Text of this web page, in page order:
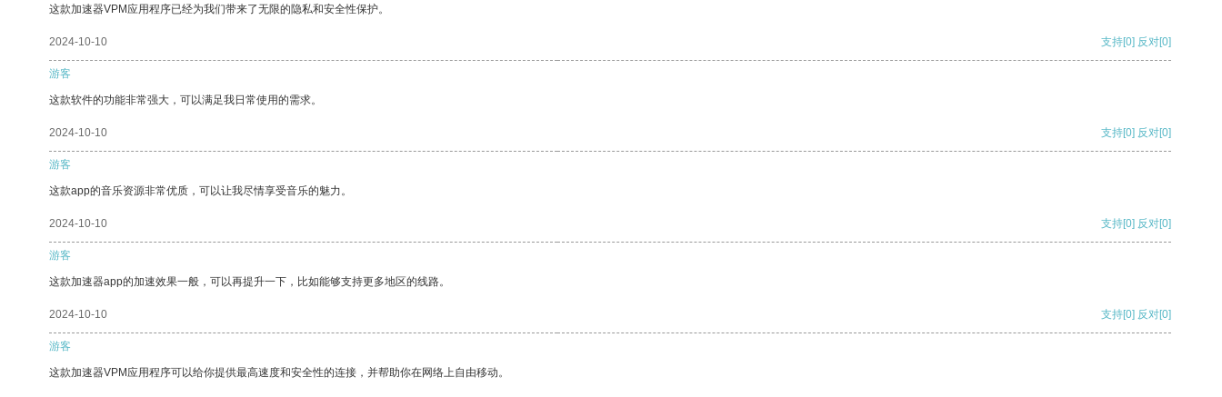
这款加速器VPM应用程序已经为我们带来了无限的隐私和安全性保护。
2024-10-10 支持[0] 反对[0]
游客
这款软件的功能非常强大，可以满足我日常使用的需求。
2024-10-10 支持[0] 反对[0]
游客
这款app的音乐资源非常优质，可以让我尽情享受音乐的魅力。
2024-10-10 支持[0] 反对[0]
游客
这款加速器app的加速效果一般，可以再提升一下，比如能够支持更多地区的线路。
2024-10-10 支持[0] 反对[0]
游客
这款加速器VPM应用程序可以给你提供最高速度和安全性的连接，并帮助你在网络上自由移动。